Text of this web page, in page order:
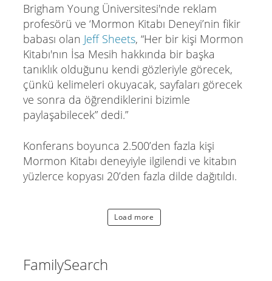
Brigham Young Üniversitesi'nde reklam
profesörü ve ‘Mormon Kitabı Deneyi’nin fikir
babası olan Jeff Sheets, “Her bir kişi Mormon
Kitabı'nın İsa Mesih hakkında bir başka
tanıklık olduğunu kendi gözleriyle görecek,
çünkü kelimeleri okuyacak, sayfaları görecek
ve sonra da öğrendiklerini bizimle
paylaşabilecek” dedi.”
Konferans boyunca 2.500’den fazla kişi
Mormon Kitabı deneyiyle ilgilendi ve kitabın
yüzlerce kopyası 20’den fazla dilde dağıtıldı.
Load more
FamilySearch